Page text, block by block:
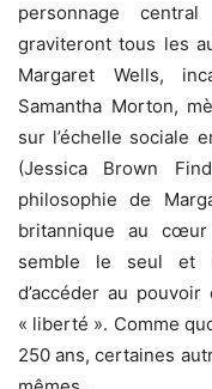
personnage
graviteront tous les
Margaret Wells,
Samantha Morton,
sur l’échelle sociale
(Jessica Brown
philosophie de
britannique au
semble le seul et
d’accéder au
« liberté ». Comme
250 ans, certaines